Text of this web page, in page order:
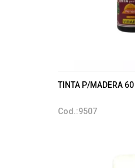
TINTA P/MADERA
Cod.:9507